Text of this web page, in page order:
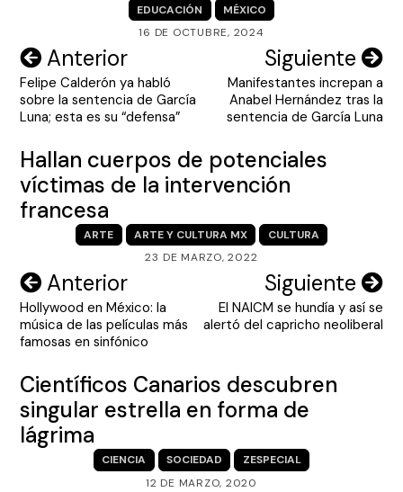
EDUCACIÓN
MÉXICO
16 DE OCTUBRE, 2024
Navegación
de
entradas
Anterior
Felipe Calderón ya habló
sobre la sentencia de García
Luna; esta es su “defensa”
Siguiente
Manifestantes increpan a
Anabel Hernández tras la
sentencia de García Luna
Hallan cuerpos de potenciales
víctimas de la intervención
francesa
ARTE ARTE Y CULTURA MX
CULTURA
23 DE MARZO, 2022
Navegación
de
entradas
Anterior
Hollywood en México: la
música de las películas más
famosas en sinfónico
Siguiente
El NAICM se hundía y así se
alertó del capricho neoliberal
Científicos Canarios descubren
singular estrella en forma de
lágrima
CIENCIA SOCIEDAD
ZESPECIAL
12 DE MARZO, 2020